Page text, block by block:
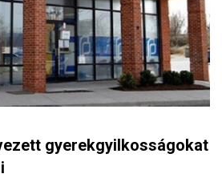
gyerekgyilkosságokat